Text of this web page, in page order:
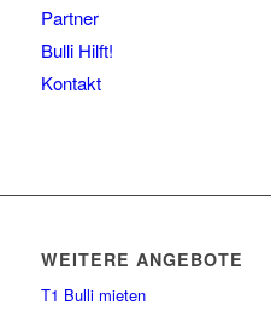
Partner
Bulli Hilft!
Kontakt
WEITERE ANGEBOTE
T1 Bulli mieten